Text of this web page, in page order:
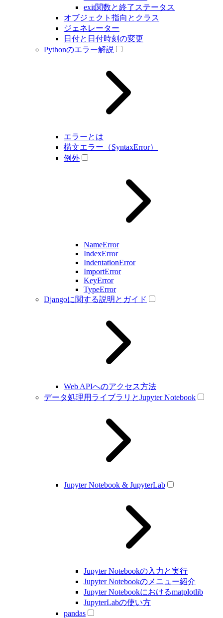
exit関数と終了ステータス
オブジェクト指向とクラス
ジェネレーター
日付と日付時刻の変更
Pythonのエラー解説
エラーとは
構文エラー（SyntaxError）
例外
NameError
IndexError
IndentationError
ImportError
KeyError
TypeError
Djangoに関する説明とガイド
Web APIへのアクセス方法
データ処理用ライブラリとJupyter Notebook
Jupyter Notebook & JupyterLab
Jupyter Notebookの入力と実行
Jupyter Notebookのメニュー紹介
Jupyter Notebookにおけるmatplotlib
JupyterLabの使い方
pandas